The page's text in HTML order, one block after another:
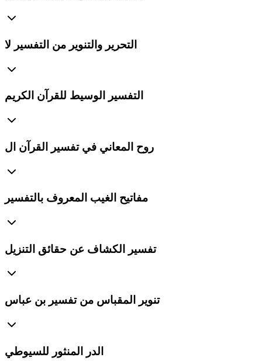
التحرير والتنوير من التفسير لا
التفسير الوسيط للقرآن الكريم
روح المعاني في تفسير القرآن ال
مفاتيح الغيب المعروف بالتفسير
تفسير الكشاف عن حقائق التنزيل
تنوير المقباس من تفسير بن عباس
الدر المنثور للسيوطي